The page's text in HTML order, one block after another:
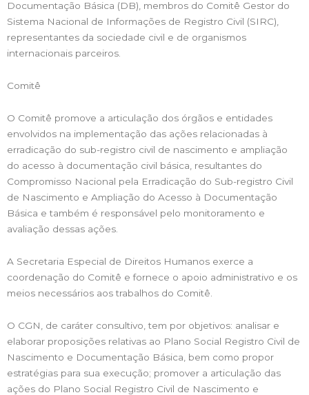
Documentação Básica (DB), membros do Comitê Gestor do
Sistema Nacional de Informações de Registro Civil (SIRC),
representantes da sociedade civil e de organismos
internacionais parceiros.
Comitê
O Comitê promove a articulação dos órgãos e entidades
envolvidos na implementação das ações relacionadas à
erradicação do sub-registro civil de nascimento e ampliação
do acesso à documentação civil básica, resultantes do
Compromisso Nacional pela Erradicação do Sub-registro Civil
de Nascimento e Ampliação do Acesso à Documentação
Básica e também é responsável pelo monitoramento e
avaliação dessas ações.
A Secretaria Especial de Direitos Humanos exerce a
coordenação do Comitê e fornece o apoio administrativo e os
meios necessários aos trabalhos do Comitê.
O CGN, de caráter consultivo, tem por objetivos: analisar e
elaborar proposições relativas ao Plano Social Registro Civil de
Nascimento e Documentação Básica, bem como propor
estratégias para sua execução; promover a articulação das
ações do Plano Social Registro Civil de Nascimento e